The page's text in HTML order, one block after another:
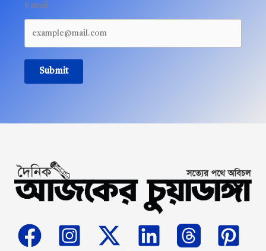
Email
Submit